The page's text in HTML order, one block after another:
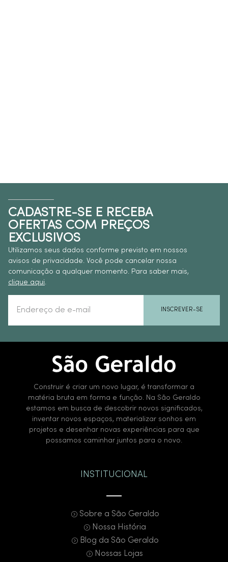
CADASTRE-SE E RECEBA
OFERTAS COM PREÇOS
EXCLUSIVOS
Utilizamos seus dados conforme previsto em nossos
avisos de privacidade. Você pode cancelar nossa
comunicação a qualquer momento. Para saber mais,
clique aqui.
INSCREVER-SE
Construir é criar um novo lugar, é transformar a
matéria bruta em forma e função. Na São Geraldo
estamos em busca de descobrir novos significados,
inventar novos espaços, materializar sonhos em
projetos e desenhar novas experiências para que
possamos caminhar juntos para o novo.
INSTITUCIONAL
Sobre a São Geraldo
Nossa História
Blog da São Geraldo
Nossas Lojas